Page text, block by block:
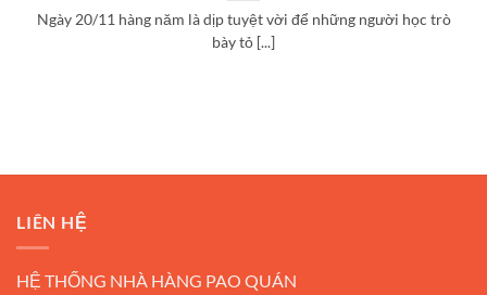
Ngày 20/11 hàng năm là dịp tuyệt vời để những người học trò
bày tỏ [...]
LIÊN HỆ
HỆ THỐNG NHÀ HÀNG PAO QUÁN